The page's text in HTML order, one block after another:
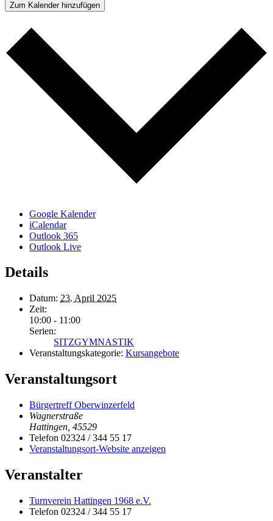
Zum Kalender hinzufügen
Google Kalender
iCalendar
Outlook 365
Outlook Live
Details
Datum: 23. April 2025
Zeit:
10:00 - 11:00
Serien:
SITZGYMNASTIK
Veranstaltungskategorie: Kursangebote
Veranstaltungsort
Bürgertreff Oberwinzerfeld
Wagnerstraße
Hattingen 45529
Telefon 02324 / 344 55 17
Veranstaltungsort-Website anzeigen
Veranstalter
Turnverein Hattingen 1968 e.V.
Telefon 02324 / 344 55 17